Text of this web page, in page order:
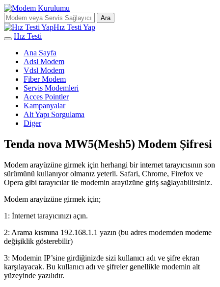
Ara
Hız Testi Yap
Hız Testi
Ana Sayfa
Adsl Modem
Vdsl Modem
Fiber Modem
Servis Modemleri
Acces Pointler
Kampanyalar
Alt Yapı Sorgulama
Diger
Tenda nova MW5(Mesh5) Modem Şifresi
Modem arayüzüne girmek için herhangi bir internet tarayıcısının son
sürümünü kullanıyor olmanız yeterli. Safari, Chrome, Firefox ve
Opera gibi tarayıcılar ile modemin arayüzüne giriş sağlayabilirsiniz.
Modem arayüzüne girmek için;
1: İnternet tarayıcınızı açın.
2: Arama kısmına 192.168.1.1 yazın (bu adres modemden modeme
değişiklik gösterebilir)
3: Modemin IP’sine girdiğinizde sizi kullanıcı adı ve şifre ekran
karşılayacak. Bu kullanıcı adı ve şifreler genellikle modemin alt
yüzeyinde yazılıdır.